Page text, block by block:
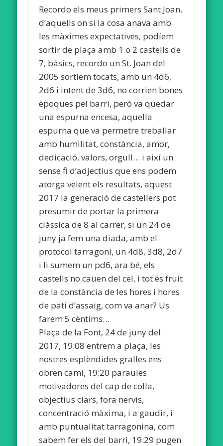
Recordo els meus primers Sant Joan,
d’aquells on si la cosa anava amb
les màximes expectatives, podíem
sortir de plaça amb 1 o 2 castells de
7, bàsics, recordo un St. Joan del
2005 sortíem tocats, amb un 4d6,
2d6 i intent de 3d6, no corrien bones
èpoques pel barri, però va quedar
una espurna encesa, aquella
espurna que va permetre treballar
amb humilitat, constància, amor,
dedicació, valors, orgull… i així un
sense fi d’adjectius que ens podem
atorga veient els resultats, aquest
2017 la generació de castellers pot
presumir de portar la primera
clàssica de 8 al carrer, si un 24 de
juny ja fem una diada, amb el
protocol tarragoní, un 4d8, 3d8, 2d7
i li sumem un pd6, ara bé, els
castells no cauen del cel, i tot és fruit
de la constància de les hores i hores
de pati d’assaig, com va anar? Us
farem 5 cèntims…
Plaça de la Font, 24 de juny del
2017, 19:08 entrem a plaça, les
nostres esplèndides gralles ens
obren camí, 19:20 paraules
motivadores del cap de colla,
objectius clars, fora nervis,
concentració màxima, i a gaudir, i
amb puntualitat tarragonina, com
sabem fer els del barri, 19:29 pugen